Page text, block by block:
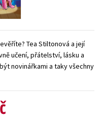
Tea Stiltonová a její
učení, přátelství, lásku a
novinářkami a taky všechny